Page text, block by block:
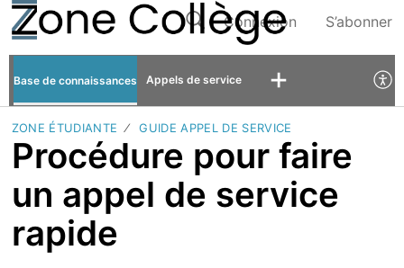
Connexion S’abonner
Base de connaissances Appels de service
ZONE ÉTUDIANTE GUIDE APPEL DE SERVICE
Procédure pour faire
un appel de service
rapide